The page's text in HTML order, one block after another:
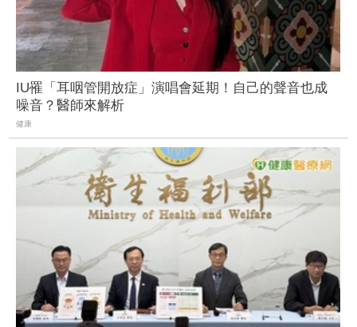
IU罹「耳咽管開放症」演唱會延期！自己的聲音也成
噪音？醫師來解析
健康